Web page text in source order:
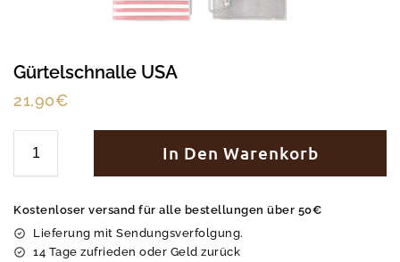
Gürtelschnalle USA
21,90€
In Den Warenkorb
Kostenloser versand für alle bestellungen über 50€
Lieferung mit Sendungsverfolgung.
14 Tage zufrieden oder Geld zurück